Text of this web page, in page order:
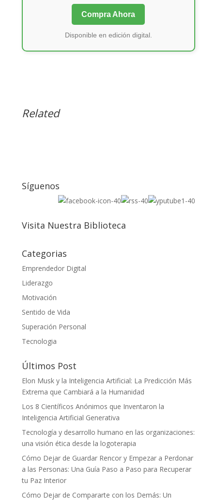
Compra Ahora
Disponible en edición digital.
Related
Síguenos
Visita Nuestra Biblioteca
Categorias
Emprendedor Digital
Liderazgo
Motivación
Sentido de Vida
Superación Personal
Tecnologia
Últimos Post
Elon Musk y la Inteligencia Artificial: La Predicción Más
Extrema que Cambiará a la Humanidad
Los 8 Científicos Anónimos que Inventaron la
Inteligencia Artificial Generativa
Tecnología y desarrollo humano en las organizaciones:
una visión ética desde la logoterapia
Cómo Dejar de Guardar Rencor y Empezar a Perdonar
a las Personas: Una Guía Paso a Paso para Recuperar
tu Paz Interior
Cómo Dejar de Compararte con los Demás: Un